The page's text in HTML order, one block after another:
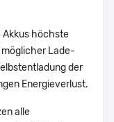
Akkus höchste
Lade-
der
Energieverlust.
alle